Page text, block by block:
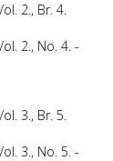
2., Br. 4.
2., No. 4. -
3., Br. 5.
3., No. 5. -